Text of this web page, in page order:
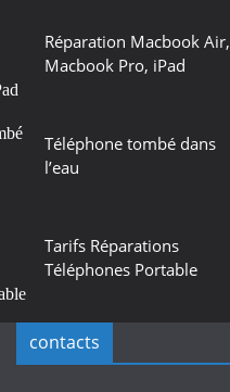
Réparation Macbook Air,
Macbook Pro, iPad
Téléphone tombé dans
l’eau
Tarifs Réparations
Téléphones Portable
contacts